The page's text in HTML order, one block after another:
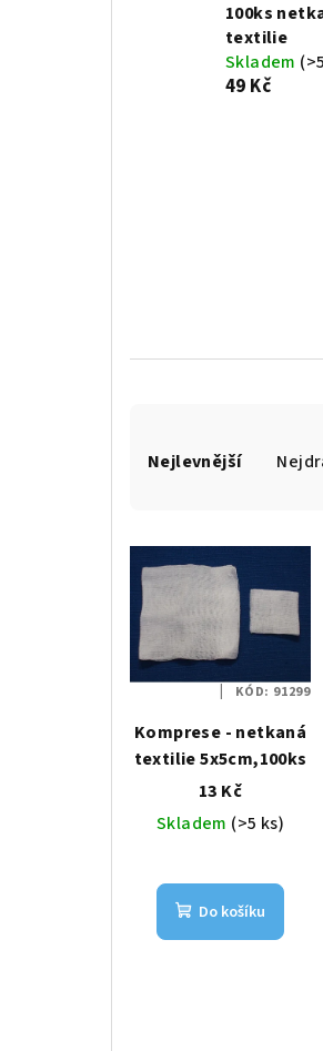
100ks
textilie
Skladem
49 Kč
a
e
n
í
p
r
o
Nejlevnější
V
ý
p
i
s
p
Komprese - netkaná
textilie 5x5cm,100ks
13 Kč
Skladem (>5 ks)
Do košíku
KÓD: 91299